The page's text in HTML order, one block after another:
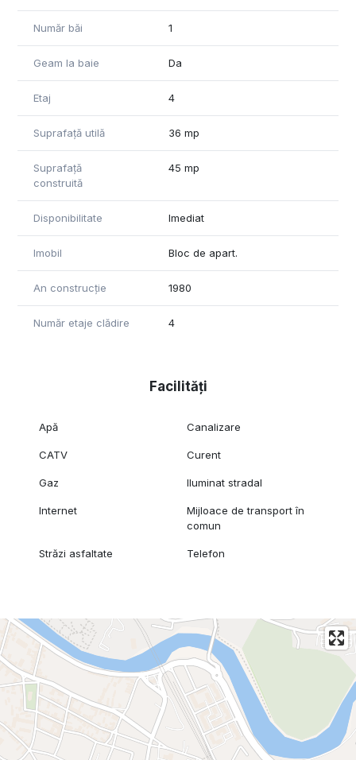
Număr băi 1
Geam la baie Da
Etaj 4
Suprafață utilă 36 mp
Suprafață
construită
45 mp
Disponibilitate Imediat
Imobil Bloc de apart.
An construcție 1980
Număr etaje clădire 4
Facilități
Apă Canalizare
CATV Curent
Gaz Iluminat stradal
Internet
Mijloace de transport în
comun
Străzi asfaltate Telefon